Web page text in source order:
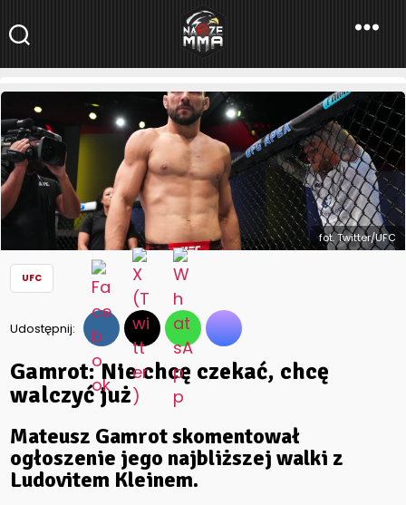
NaszeMMA
NaszeMMA.pl»Aktualności»Świat»UFC»Gamrot: Nie chcę
czekać, chcę walczyć już
fot. Twitter/UFC
UFC
Udostępnij:
Gamrot: Nie chcę czekać, chcę
walczyć już
Mateusz Gamrot skomentował
ogłoszenie jego najbliższej walki z
Ludovitem Kleinem.